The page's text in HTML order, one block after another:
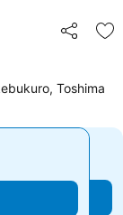
分享 放
Toshima